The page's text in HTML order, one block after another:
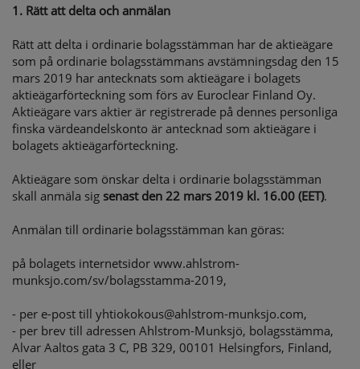
1. Rätt att delta och anmälan
Rätt att delta i ordinarie bolagsstämman har de aktieägare
som på ordinarie bolagsstämmans avstämningsdag den 15
mars 2019 har antecknats som aktieägare i bolagets
aktieägarförteckning som förs av Euroclear Finland Oy.
Aktieägare vars aktier är registrerade på dennes personliga
finska värdeandelskonto är antecknad som aktieägare i
bolagets aktieägarförteckning.
Aktieägare som önskar delta i ordinarie bolagsstämman
skall anmäla sig senast den 22 mars 2019 kl. 16.00 (EET).
Anmälan till ordinarie bolagsstämman kan göras:
på bolagets internetsidor www.ahlstrom-
munksjo.com/sv/bolagsstamma-2019,
- per e-post till yhtiokokous@ahlstrom-munksjo.com,
- per brev till adressen Ahlstrom-Munksjö, bolagsstämma,
Alvar Aaltos gata 3 C, PB 329, 00101 Helsingfors, Finland,
eller